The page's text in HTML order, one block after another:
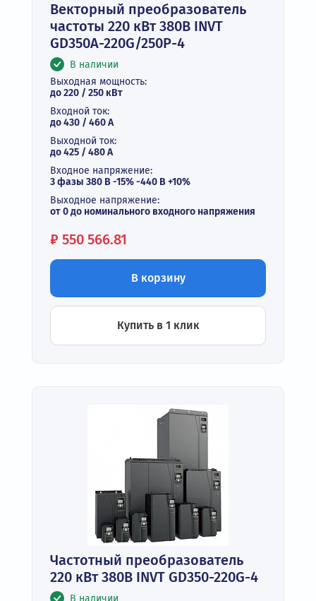
Векторный преобразователь
частоты 220 кВт 380В INVT
GD350A-220G/250P-4
В наличии
Выходная мощность:
до 220 / 250 кВт
Входной ток:
до 430 / 460 А
Выходной ток:
до 425 / 480 A
Входное напряжение:
3 фазы 380 В -15% -440 В +10%
Выходное напряжение:
от 0 до номинального входного напряжения
Цена:
₽ 550 566.81
В корзину
Купить в 1 клик
Частотный преобразователь
220 кВт 380В INVT GD350-220G-4
В наличии